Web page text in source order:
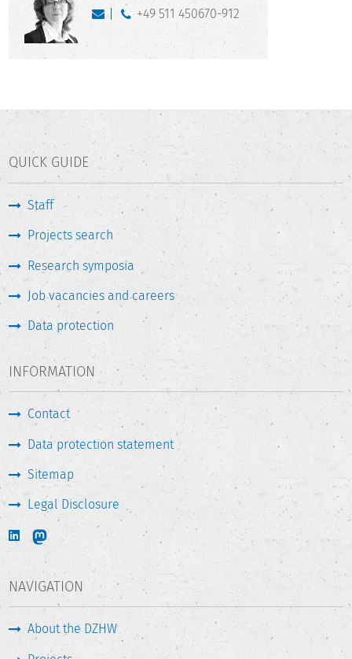
+49 511 450670-912
QUICK GUIDE
Staff
Projects search
Research symposia
Job vacancies and careers
Data protection
INFORMATION
Contact
Data protection statement
Sitemap
Legal Disclosure
NAVIGATION
About the DZHW